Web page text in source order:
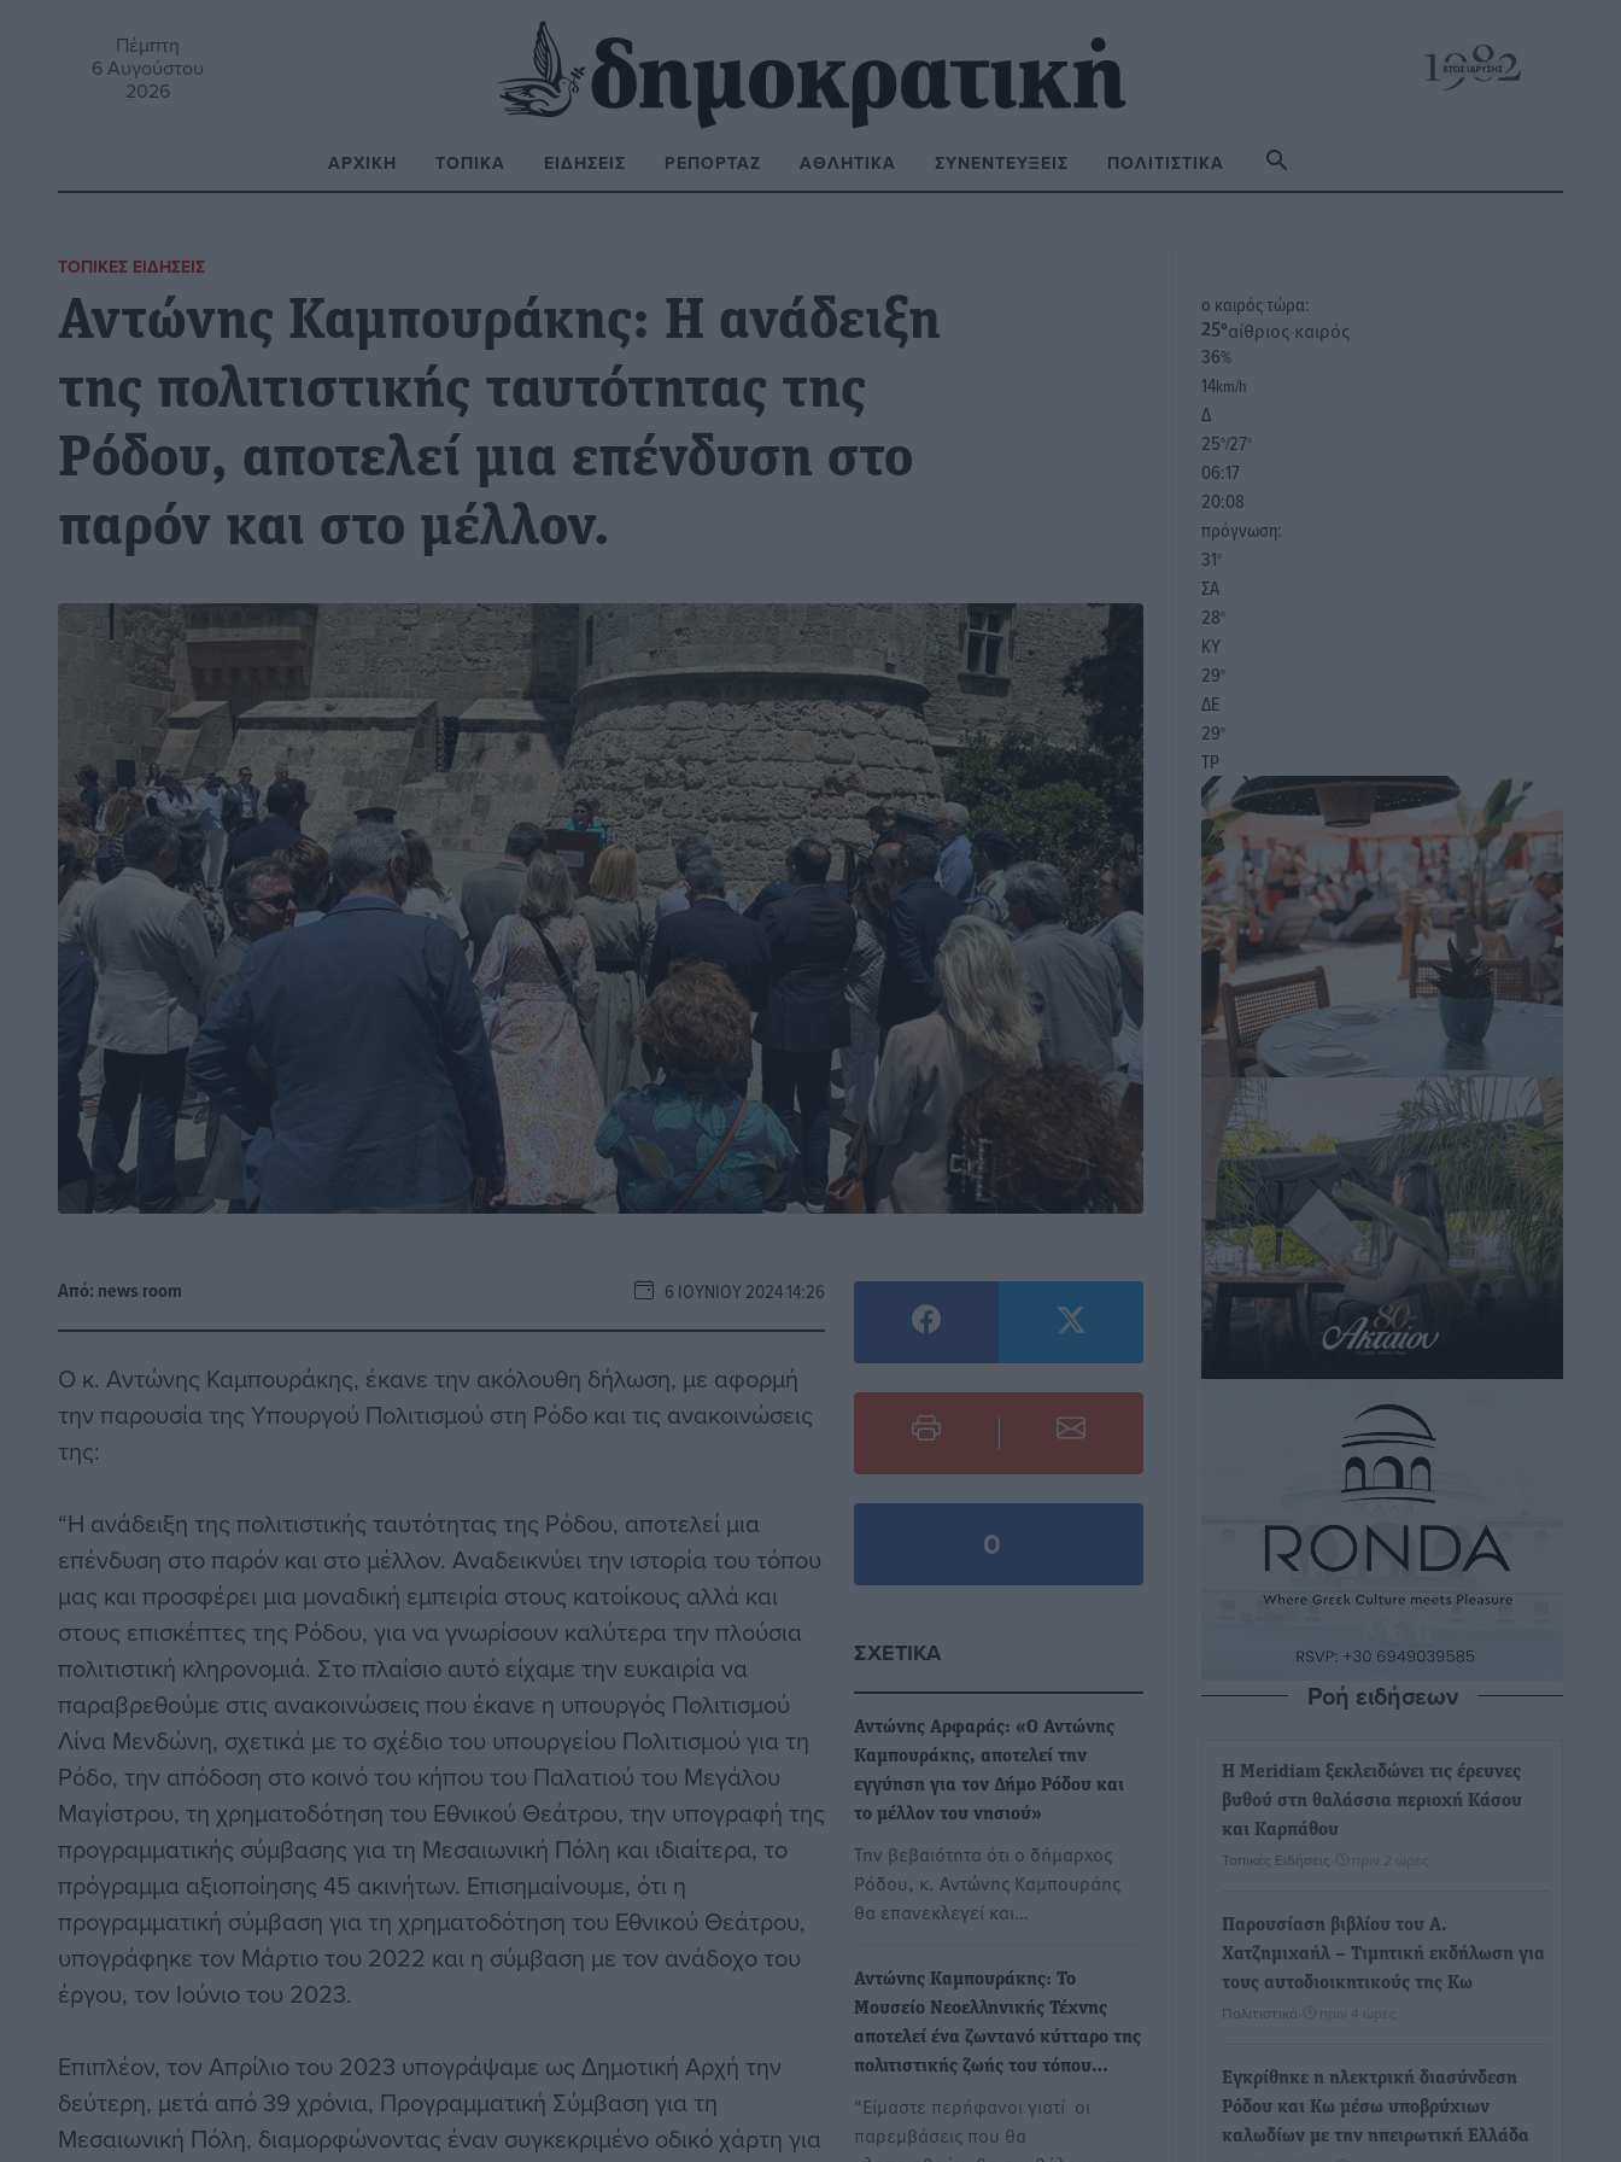
Πέμπτη
6 Αυγούστου
2026
ΑΡΧΙΚΉ ΤΟΠΙΚΆ ΕΙΔΉΣΕΙΣ ΡΕΠΟΡΤΆΖ ΑΘΛΗΤΙΚΆ ΣΥΝΕΝΤΕΎΞΕΙΣ ΠΟΛΙΤΙΣΤΙΚΆ
ΤΟΠΙΚΈΣ ΕΙΔΉΣΕΙΣ
Αντώνης Καμπουράκης: Η ανάδειξη
της πολιτιστικής ταυτότητας της
Ρόδου, αποτελεί μια επένδυση στο
παρόν και στο μέλλον.
Από: news room 6 ΙΟΥΝΊΟΥ 2024 14:26
Ο κ. Αντώνης Καμπουράκης, έκανε την ακόλουθη δήλωση, με αφορμή
την παρουσία της Υπουργού Πολιτισμού στη Ρόδο και τις ανακοινώσεις
της:
“Η ανάδειξη της πολιτιστικής ταυτότητας της Ρόδου, αποτελεί μια
επένδυση στο παρόν και στο μέλλον. Αναδεικνύει την ιστορία του τόπου
μας και προσφέρει μια μοναδική εμπειρία στους κατοίκους αλλά και
στους επισκέπτες της Ρόδου, για να γνωρίσουν καλύτερα την πλούσια
πολιτιστική κληρονομιά. Στο πλαίσιο αυτό είχαμε την ευκαιρία να
παραβρεθούμε στις ανακοινώσεις που έκανε η υπουργός Πολιτισμού
Λίνα Μενδώνη, σχετικά με το σχέδιο του υπουργείου Πολιτισμού για τη
Ρόδο, την απόδοση στο κοινό του κήπου του Παλατιού του Μεγάλου
Μαγίστρου, τη χρηματοδότηση του Εθνικού Θεάτρου, την υπογραφή της
προγραμματικής σύμβασης για τη Μεσαιωνική Πόλη και ιδιαίτερα, το
πρόγραμμα αξιοποίησης 45 ακινήτων. Επισημαίνουμε, ότι η
προγραμματική σύμβαση για τη χρηματοδότηση του Εθνικού Θεάτρου,
υπογράφηκε τον Μάρτιο του 2022 και η σύμβαση με τον ανάδοχο του
έργου, τον Ιούνιο του 2023.
Επιπλέον, τον Απρίλιο του 2023 υπογράψαμε ως Δημοτική Αρχή την
δεύτερη, μετά από 39 χρόνια, Προγραμματική Σύμβαση για τη
Μεσαιωνική Πόλη, διαμορφώνοντας έναν συγκεκριμένο οδικό χάρτη για
0
ΣΧΕΤΙΚΆ
Αντώνης Αρφαράς: «Ο Αντώνης
Καμπουράκης, αποτελεί την
εγγύηση για τον Δήμο Ρόδου και
το μέλλον του νησιού»
Την βεβαιότητα ότι ο δήμαρχος
Ρόδου, κ. Αντώνης Καμπουράης
θα επανεκλεγεί και…
Αντώνης Καμπουράκης: Το
Μουσείο Νεοελληνικής Τέχνης
αποτελεί ένα ζωντανό κύτταρο της
πολιτιστικής ζωής του τόπου…
"Είμαστε περήφανοι γιατί οι
παρεμβάσεις που θα
o καιρός τώρα:
25°αίθριος καιρός
36%
14km/h
Δ
25°/27°
06:17
20:08
πρόγνωση:
31°
ΣΑ
28°
ΚΥ
29°
ΔΕ
29°
ΤΡ
Ροή ειδήσεων
Η Meridiam ξεκλειδώνει τις έρευνες
βυθού στη θαλάσσια περιοχή Κάσου
και Καρπάθου
Τοπικές Ειδήσεις πριν 2 ώρες
Παρουσίαση βιβλίου του Α.
Χατζημιχαήλ – Τιμητική εκδήλωση για
τους αυτοδιοικητικούς της Κω
Πολιτιστικά πριν 4 ώρες
Εγκρίθηκε η ηλεκτρική διασύνδεση
Ρόδου και Κω μέσω υποβρύχιων
καλωδίων με την ηπειρωτική Ελλάδα